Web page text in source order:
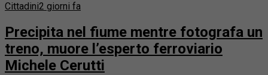
Cittadini2 giorni fa
Precipita nel fiume mentre fotografa un
treno, muore l’esperto ferroviario
Michele Cerutti